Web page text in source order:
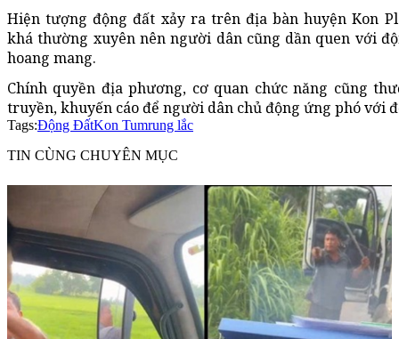
Hiện tượng động đất xảy ra trên địa bàn huyện Kon
khá thường xuyên nên người dân cũng dần quen với
hoang mang.
Chính quyền địa phương, cơ quan chức năng cũng
truyền, khuyến cáo để người dân chủ động ứng phó với
Tags:Động ĐấtKon Tumrung lắc
TIN CÙNG CHUYÊN MỤC